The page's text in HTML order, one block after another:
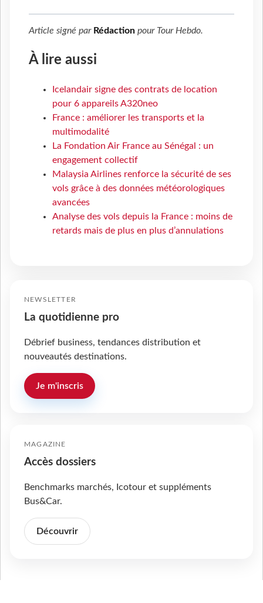
Article signé par Rédaction pour Tour Hebdo.
À lire aussi
Icelandair signe des contrats de location
pour 6 appareils A320neo
France : améliorer les transports et la
multimodalité
La Fondation Air France au Sénégal : un
engagement collectif
Malaysia Airlines renforce la sécurité de ses
vols grâce à des données météorologiques
avancées
Analyse des vols depuis la France : moins de
retards mais de plus en plus d’annulations
NEWSLETTER
La quotidienne pro
Débrief business, tendances distribution et
nouveautés destinations.
Je m'inscris
MAGAZINE
Accès dossiers
Benchmarks marchés, Icotour et suppléments
Bus&Car.
Découvrir